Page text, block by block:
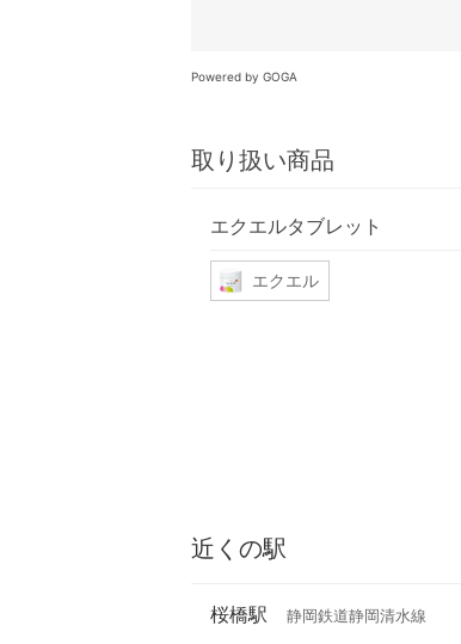
Powered by GOGA
取り扱い商品
エクエルタブレット
エクエル
近くの駅
桜橋駅 静岡鉄道静岡清水線